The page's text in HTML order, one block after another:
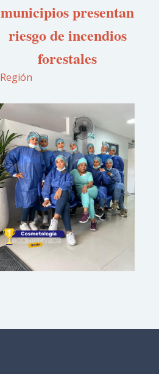
municipios presentan
riesgo de incendios
forestales
Región